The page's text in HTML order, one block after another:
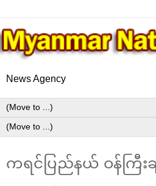
News Agency
ကရင်ပြည်နယ် ဝန်ကြီးခ